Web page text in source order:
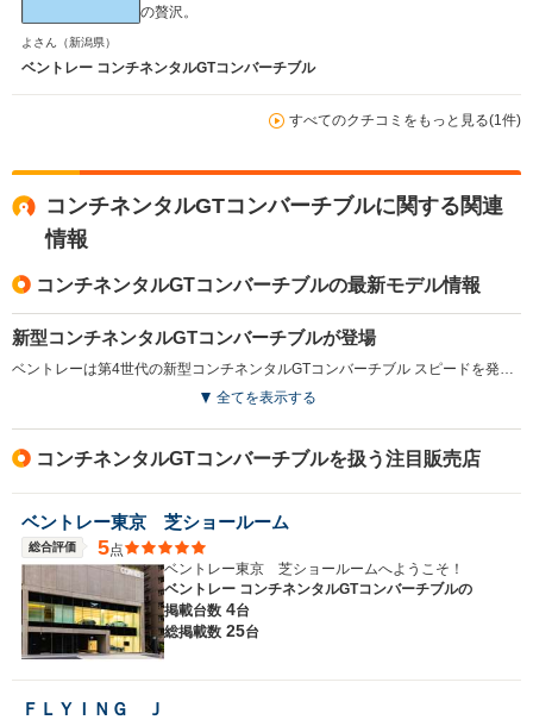
の贅沢。
よさん （新潟県）
ベントレー コンチネンタルGTコンバーチブル
すべてのクチコミをもっと見る(1件)
コンチネンタルGTコンバーチブルに関する関連
情報
コンチネンタルGTコンバーチブルの最新モデル情報
新型コンチネンタルGTコンバーチブルが登場
ベントレーは第4世代の新型コンチネンタルGTコンバーチブル スピードを発表した。このモデルは、ベントレー史上最もパワフルなロードカーとして位置づけられ、782psの最高出力と1000N・mの最大トルクを誇る新設計の「ウルトラ パフォーマンス ハイブリッド」を搭載した。0-100km/h加速はわずか3.2秒、最高速度は335km/hに達する。デザインはシングルヘッドライトを採用し、洗練された印象を与えている。インテリアはウェルネスを重視し、最新のシートテクノロジーやエアイオナイザーを備え、最上の快適性を追求している。また、先進のドライバーアシスト機能やインフォテインメントシステムも充実し、新世代のユーザー体験を提供している。（2024.6）
全てを表示する
コンチネンタルGTコンバーチブルを扱う注目販売店
ベントレー東京 芝ショールーム
総合評価 5点
ベントレー東京 芝ショールームへようこそ！
ベントレー コンチネンタルGTコンバーチブルの
掲載台数 4台
総掲載数 25台
ＦＬＹＩＮＧ Ｊ